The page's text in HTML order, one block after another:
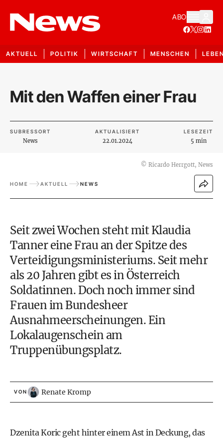
ABO
AKTUELL POLITIK WIRTSCHAFT MENSCHEN
Mit den Waffen einer Frau
SUBRESSORT
News
AKTUALISIERT
22.01.2024
LESEZEIT
5 min
© Ricardo Herrgott, News
HOME AKTUELL NEWS
Seit zwei Wochen steht mitKlaudia
Tanner eine Frau an der Spitze des
Verteidigungsministeriums. Seit mehr
als 20 Jahren gibt es in Österreich
Soldatinnen. Doch noch immer sind
Frauen im Bundesheer
Ausnahmeerscheinungen. Ein
Lokalaugenschein am
Truppenübungsplatz.
VON Renate Kromp
Dzenita Koric geht hinter einem Ast in Deckung, das